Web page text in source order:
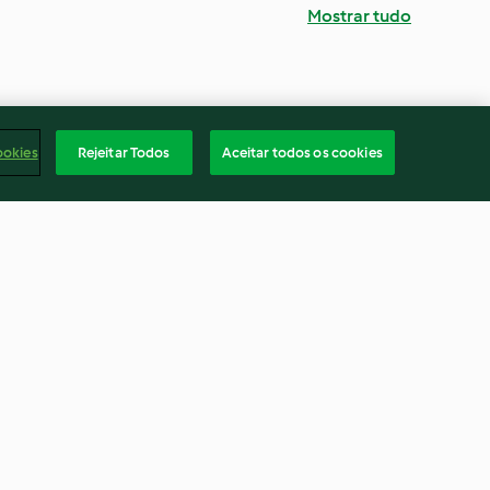
Mostrar tudo
Rejeitar Todos Aceitar todos os cookies